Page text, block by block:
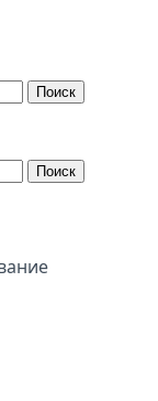
Поиск
Поиск